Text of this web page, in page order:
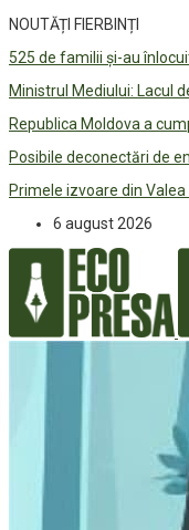
NOUTĂȚI FIERBINȚI
525 de familii și-au
Ministrul Mediului: Lacul
Republica Moldova a
Posibile deconectări de
Primele izvoare din
6 august 2026